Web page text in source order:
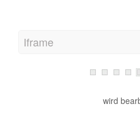
Iframe
wird